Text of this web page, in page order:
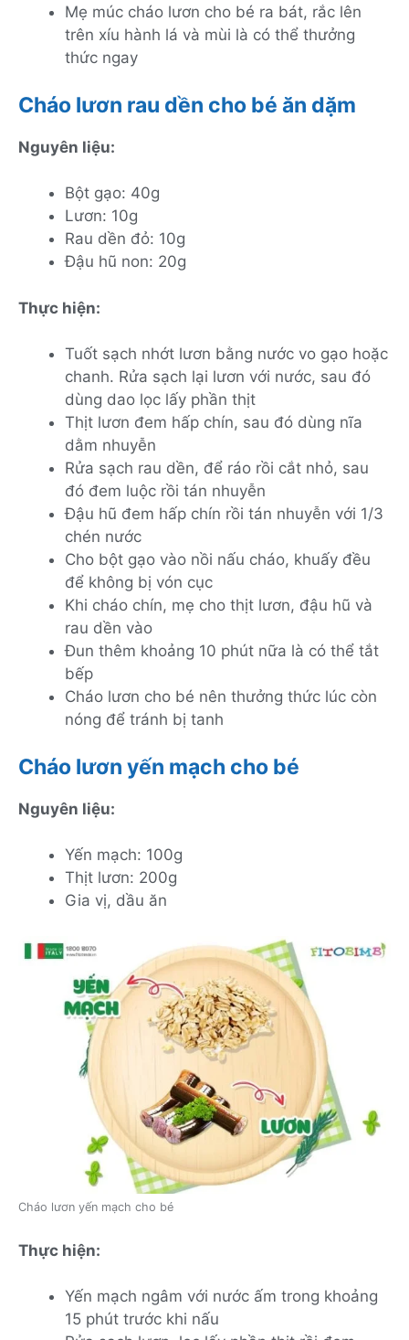
Mẹ múc cháo lươn cho bé ra bát, rắc lên
trên xíu hành lá và mùi là có thể thưởng
thức ngay
Cháo lươn rau dền cho bé ăn dặm
Nguyên liệu:
Bột gạo: 40g
Lươn: 10g
Rau dền đỏ: 10g
Đậu hũ non: 20g
Thực hiện:
Tuốt sạch nhớt lươn bằng nước vo gạo hoặc
chanh. Rửa sạch lại lươn với nước, sau đó
dùng dao lọc lấy phần thịt
Thịt lươn đem hấp chín, sau đó dùng nĩa
dằm nhuyễn
Rửa sạch rau dền, để ráo rồi cắt nhỏ, sau
đó đem luộc rồi tán nhuyễn
Đậu hũ đem hấp chín rồi tán nhuyễn với 1/3
chén nước
Cho bột gạo vào nồi nấu cháo, khuấy đều
để không bị vón cục
Khi cháo chín, mẹ cho thịt lươn, đậu hũ và
rau dền vào
Đun thêm khoảng 10 phút nữa là có thể tắt
bếp
Cháo lươn cho bé nên thưởng thức lúc còn
nóng để tránh bị tanh
Cháo lươn yến mạch cho bé
Nguyên liệu:
Yến mạch: 100g
Thịt lươn: 200g
Gia vị, dầu ăn
Cháo lươn yến mạch cho bé
Thực hiện:
Yến mạch ngâm với nước ấm trong khoảng
15 phút trước khi nấu